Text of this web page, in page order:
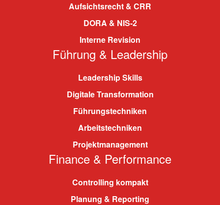
Aufsichtsrecht & CRR
DORA & NIS-2
Interne Revision
Führung & Leadership
Leadership Skills
Digitale Transformation
Führungstechniken
Arbeitstechniken
Projektmanagement
Finance & Performance
Controlling kompakt
Planung & Reporting